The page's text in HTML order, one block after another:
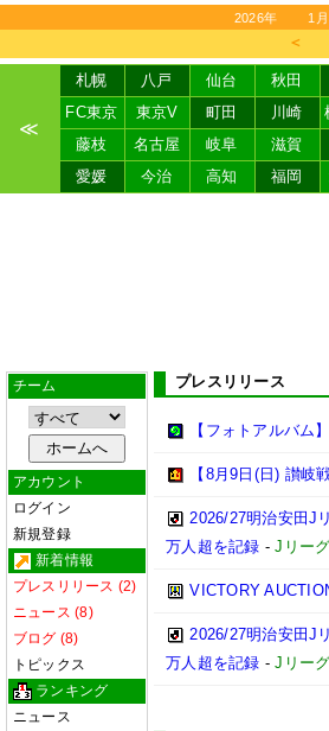
2026年 1月
＜
≪
札幌 八戸 仙台 秋田
FC東京
東京V 町田 川崎
藤枝
名古屋 岐阜 滋賀
愛媛
今治 高知 福岡
チーム
アカウント
ログイン
新規登録
新着情報
プレスリリース (2)
ニュース (8)
ブログ (8)
トピックス
ランキング
ニュース
プレスリリース
【フォトアルバム
【8月9日(日) 讃岐
2026/27明治安田J
万人超を記録 -Jリーグ
VICTORY
2026/27明治安田J
万人超を記録 -Jリーグ